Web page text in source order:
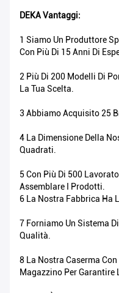
DEKA Vantaggi:
1 Siamo Un Produttore
Con Più Di 15 Anni Di
2 Più Di 200 Modelli Di
La Tua Scelta.
3 Abbiamo Acquisito 25
4 La Dimensione Della
Quadrati.
5 Con Più Di 500
Assemblare I Prodotti.
6 La Nostra Fabbrica Ha
7 Forniamo Un Sistema
Qualità.
8 La Nostra Caserma
Magazzino Per Garantire